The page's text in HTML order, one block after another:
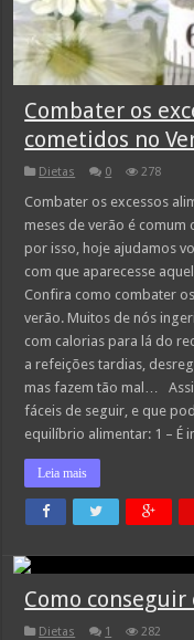
Combater os
cometidos no
Dietas 0 278
Combater os excessos
meses de verão é comum
por isso, hoje ajudamos
com que aparecesse
Confira como combater
verão. Muitos de nós
com calorias para lá do
a refeições tardias,
mas fazem tão mal…
fáceis de seguir, e que
equilíbrio alimentar: 1 – É
Leia mais
Como conseguir
Dietas 1 282